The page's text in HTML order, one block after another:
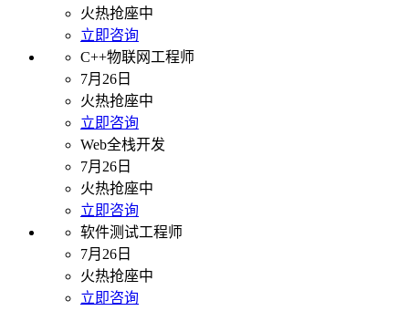
火热抢座中
立即咨询
C++物联网工程师
7月26日
火热抢座中
立即咨询
Web全栈开发
7月26日
火热抢座中
立即咨询
软件测试工程师
7月26日
火热抢座中
立即咨询